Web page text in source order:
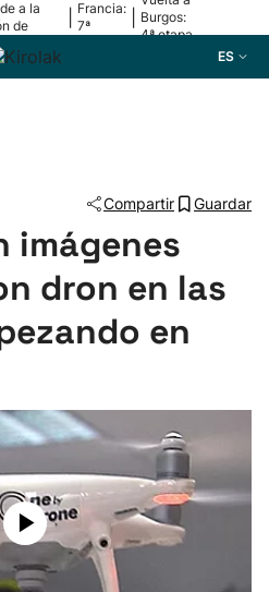
a la
de
Francia:
7ª
Burgos:
4ª etapa
ES
Compartir Guardar
imágenes
dron en las
en